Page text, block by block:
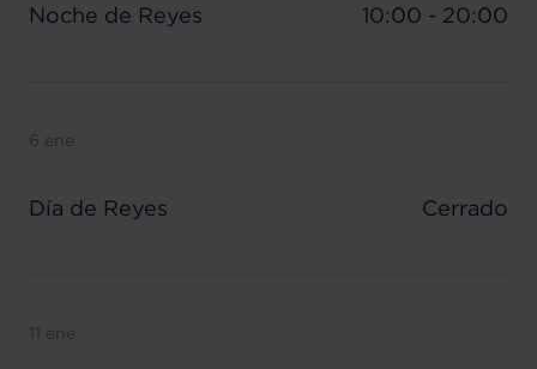
Noche de Reyes 10:00 - 20:00
6 ene
Día de Reyes Cerrado
11 ene